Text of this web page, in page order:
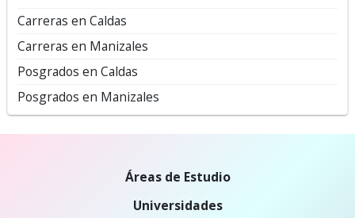
Carreras en Caldas
Carreras en Manizales
Posgrados en Caldas
Posgrados en Manizales
Áreas de Estudio
Universidades